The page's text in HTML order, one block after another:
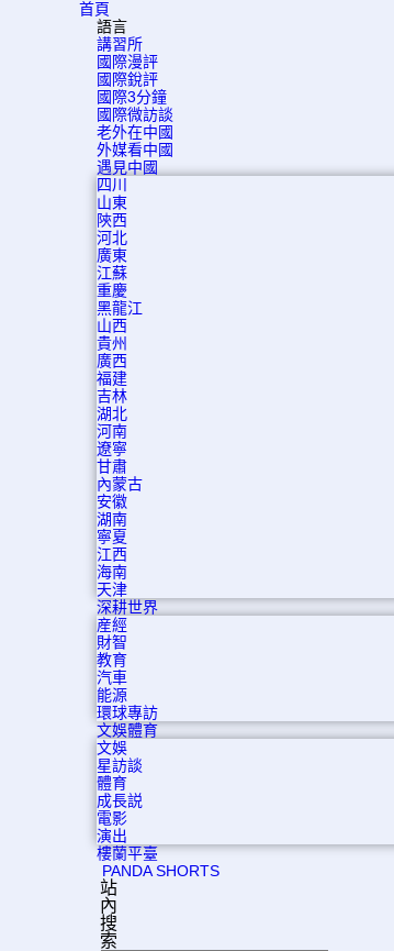
首頁
語言
講習所
國際漫評
國際銳評
國際3分鐘
國際微訪談
老外在中國
外媒看中國
遇見中國
四川
山東
陝西
河北
廣東
江蘇
重慶
黑龍江
山西
貴州
廣西
福建
吉林
湖北
河南
遼寧
甘肅
內蒙古
安徽
湖南
寧夏
江西
海南
天津
深耕世界
産經
財智
教育
汽車
能源
環球專訪
文娛體育
文娛
星訪談
體育
成長説
電影
演出
樓蘭平臺
PANDA SHORTS
站
內
搜
索